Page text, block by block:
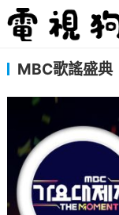
MBC歌謠盛典